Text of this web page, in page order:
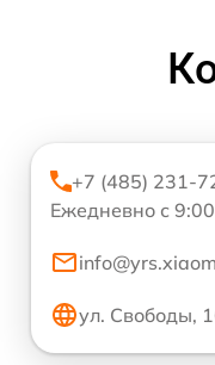
+7 (485) 231-
Ежедневно с
ул. Свободы,